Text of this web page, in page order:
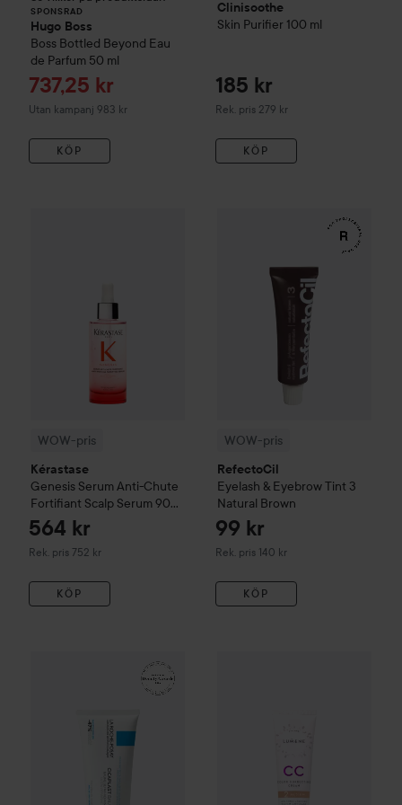
SPONSRAD
Hugo Boss
Boss Bottled Beyond Eau
de Parfum 50 ml
Reapris
737,25 kr
Utan kampanj 983 kr
KÖP
Clinisoothe
Skin Purifier 100 ml
185 kr
Rek. pris 279 kr
Rekommenderat pris 279 kr
KÖP
WOW-pris
Kérastase
Genesis Serum Anti-Chute
Fortifiant Scalp Serum90
ml
564 kr
Rek. pris 752 kr
Rekommenderat pris 752 kr
KÖP
Serum Anti-Chute Fortifiant
WOW-pris
RefectoCil
Eyelash & Eyebrow Tint 3
Natural Brown
99 kr
Rek. pris 140 kr
Rekommenderat pris 140 kr
KÖP
RefectoCilEyelash
La Roche-Posay